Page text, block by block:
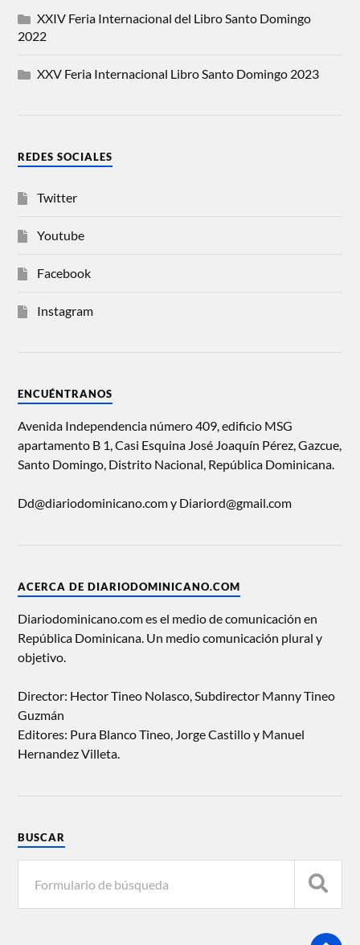
XXIV Feria Internacional del Libro Santo Domingo
2022
XXV Feria Internacional Libro Santo Domingo 2023
REDES SOCIALES
Twitter
Youtube
Facebook
Instagram
ENCUÉNTRANOS
Avenida Independencia número 409, edificio MSG
apartamento B 1, Casi Esquina José Joaquín Pérez, Gazcue,
Santo Domingo, Distrito Nacional, República Dominicana.
Dd@diariodominicano.com y Diariord@gmail.com
ACERCA DE DIARIODOMINICANO.COM
Diariodominicano.com es el medio de comunicación en
República Dominicana. Un medio comunicación plural y
objetivo.
Director: Hector Tineo Nolasco, Subdirector Manny Tineo
Guzmán
Editores: Pura Blanco Tineo, Jorge Castillo y Manuel
Hernandez Villeta.
BUSCAR